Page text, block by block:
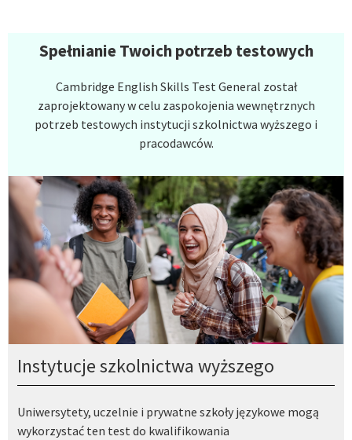
Spełnianie Twoich potrzeb testowych
Cambridge English Skills Test General został
zaprojektowany w celu zaspokojenia wewnętrznych
potrzeb testowych instytucji szkolnictwa wyższego i
pracodawców.
Instytucje szkolnictwa wyższego
Uniwersytety, uczelnie i prywatne szkoły językowe mogą
wykorzystać ten test do kwalifikowania